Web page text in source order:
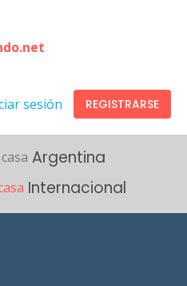
sesión REGISTRARSE
Argentina
Internacional